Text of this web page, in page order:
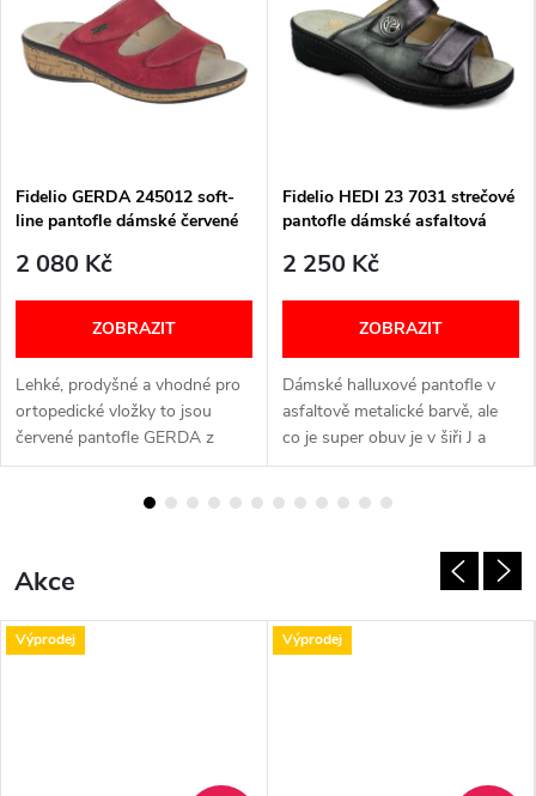
ě
p
n
k
o
v
á
&
s
.
Fidelio GERDA 245012 soft-
line pantofle dámské červené
2 080 Kč
ZOBRAZIT
Lehké, prodyšné a vhodné pro
ortopedické vložky to jsou
červené pantofle GERDA z
měkké kůže, dvěma suchými
tabulka níže v textu
Fidelio HEDI 23 7031 strečové
pantofle dámské asfaltová
2 250 Kč
ZOBRAZIT
Dámské halluxové pantofle v
asfaltově metalické barvě, ale
co je super obuv je v šiři J a
jsou super měkké jak došlap tak
Akce
Výprodej Výprodej